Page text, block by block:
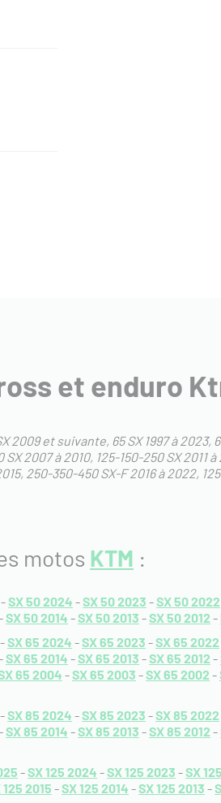
et enduro
2009 et suivante 65 SX 1997 à 2023
SX 2007 à 2010 125-150-250 SX 2011 à
250-350-450 SX-F 2016 à 2022
motos KTM :
-SX 50 2024 -SX 50 2023 -SX 50 2022
SX 50 2014 -SX 50 2013 -SX 50 2012 -
-SX 65 2024 -SX 65 2023 -SX 65 2022
SX 65 2014 -SX 65 2013 -SX 65 2012 -
65 2004 -SX 65 2003 -SX 65 2002 -
-SX 85 2024 -SX 85 2023 -SX 85 2022
SX 85 2014 -SX 85 2013 -SX 85 2012 -
-SX 125 2024 -SX 125 2023 -SX
125 2015 -SX 125 2014 -SX 125 2013 -